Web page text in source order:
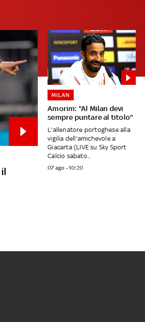
Amorim: "Al Milan devi
sempre puntare al titolo"
MILAN
L'allenatore portoghese alla
vigilia dell'amichevole a
Giacarta (LIVE su Sky Sport
Calcio sabato...
07 ago - 10:20